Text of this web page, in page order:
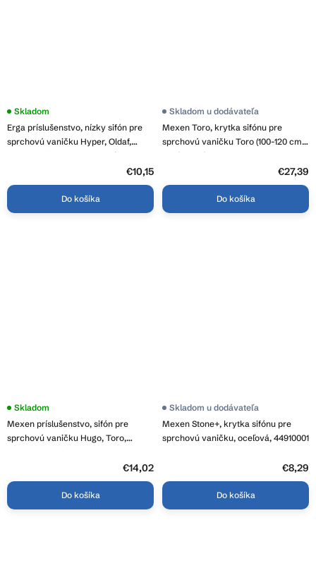
Erga príslušenstvo, nízky sifón pre
sprchovú vaničku Hyper, Oldaf,
Almac, priemer 90mm, G3/4", ERG-
Skladom
€10,15
Do košíka
Mexen Toro, krytka sifónu pre
sprchovú vaničku Toro (100-120 cm),
zlatá lesklá, 43910050
Skladom u dodávateľa
€27,39
Do košíka
Mexen príslušenstvo, sifón pre
sprchovú vaničku Hugo, Toro,
Skladom
€14,02
Do košíka
Mexen Stone+, krytka sifónu pre
sprchovú vaničku, oceľová, 44910001
Skladom u dodávateľa
€8,29
Do košíka